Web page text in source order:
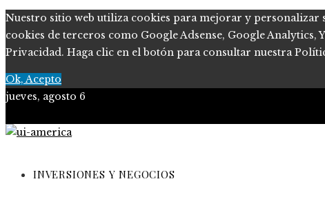
Nuestro sitio web utiliza cookies para mejorar y
cookies de terceros como Google Adsense, Google
Privacidad. Haga clic en el botón para consultar nuestra
Ok, Acepto
jueves, agosto 6
Quiénes somos
Políticas de Privacidad
INVERSIONES Y NEGOCIOS